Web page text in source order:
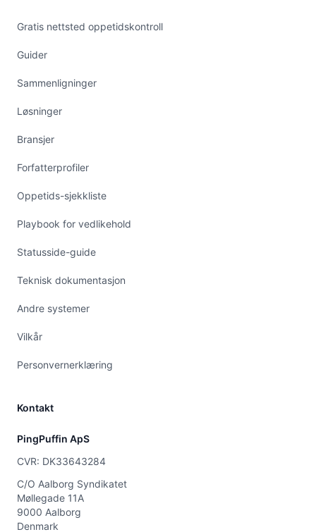
Gratis nettsted oppetidskontroll
Guider
Sammenligninger
Løsninger
Bransjer
Forfatterprofiler
Oppetids-sjekkliste
Playbook for vedlikehold
Statusside-guide
Teknisk dokumentasjon
Andre systemer
Vilkår
Personvernerklæring
Kontakt
PingPuffin ApS
CVR: DK33643284
C/O Aalborg Syndikatet
Møllegade 11A
9000 Aalborg
Denmark